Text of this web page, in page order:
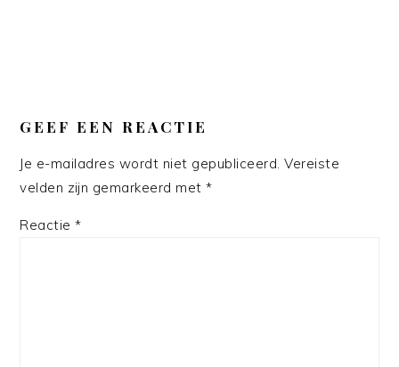
GEEF EEN REACTIE
Je e-mailadres wordt niet gepubliceerd. Vereiste
velden zijn gemarkeerd met*
Reactie*